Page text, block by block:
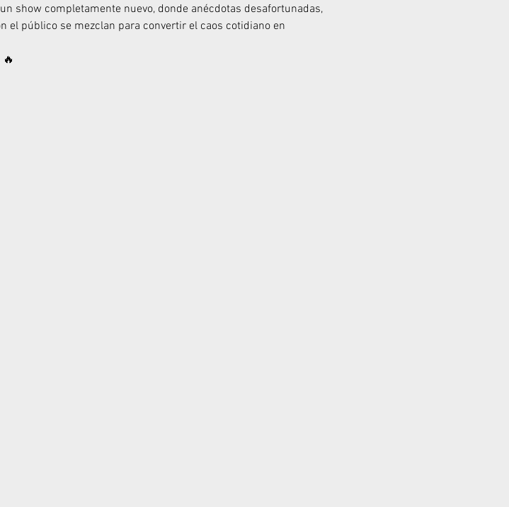
show completamente nuevo, donde anécdotas desafortunadas,
el público se mezclan para convertir el caos cotidiano en